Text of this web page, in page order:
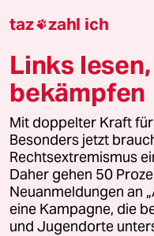
26.12.2022
und die
will, muss
==
Putin setzt
er weiß, dass
ist. Aber er
methodische
zivile
vor einem
taz zahl ich
Links
bekämpfen
Mit doppelter Kraft
Besonders jetzt
Rechtsextremismus
Daher gehen 50
Neuanmeldungen an
eine Kampagne, die
und Jugendorte